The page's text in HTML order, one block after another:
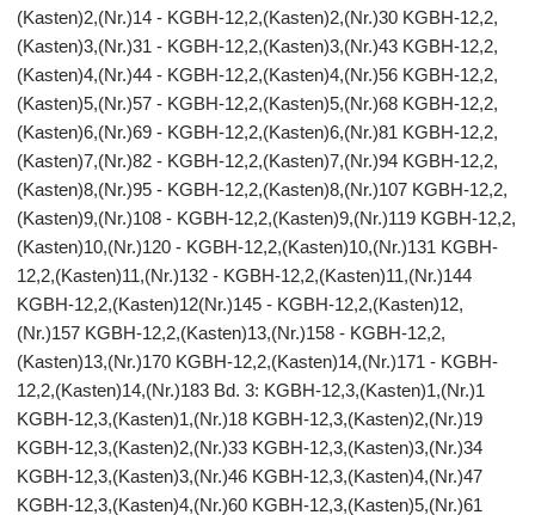
(Kasten)2,(Nr.)14 - KGBH-12,2,(Kasten)2,(Nr.)30 KGBH-12,2,
(Kasten)3,(Nr.)31 - KGBH-12,2,(Kasten)3,(Nr.)43 KGBH-12,2,
(Kasten)4,(Nr.)44 - KGBH-12,2,(Kasten)4,(Nr.)56 KGBH-12,2,
(Kasten)5,(Nr.)57 - KGBH-12,2,(Kasten)5,(Nr.)68 KGBH-12,2,
(Kasten)6,(Nr.)69 - KGBH-12,2,(Kasten)6,(Nr.)81 KGBH-12,2,
(Kasten)7,(Nr.)82 - KGBH-12,2,(Kasten)7,(Nr.)94 KGBH-12,2,
(Kasten)8,(Nr.)95 - KGBH-12,2,(Kasten)8,(Nr.)107 KGBH-12,2,
(Kasten)9,(Nr.)108 - KGBH-12,2,(Kasten)9,(Nr.)119 KGBH-12,2,
(Kasten)10,(Nr.)120 - KGBH-12,2,(Kasten)10,(Nr.)131 KGBH-
12,2,(Kasten)11,(Nr.)132 - KGBH-12,2,(Kasten)11,(Nr.)144
KGBH-12,2,(Kasten)12(Nr.)145 - KGBH-12,2,(Kasten)12,
(Nr.)157 KGBH-12,2,(Kasten)13,(Nr.)158 - KGBH-12,2,
(Kasten)13,(Nr.)170 KGBH-12,2,(Kasten)14,(Nr.)171 - KGBH-
12,2,(Kasten)14,(Nr.)183 Bd. 3: KGBH-12,3,(Kasten)1,(Nr.)1
KGBH-12,3,(Kasten)1,(Nr.)18 KGBH-12,3,(Kasten)2,(Nr.)19
KGBH-12,3,(Kasten)2,(Nr.)33 KGBH-12,3,(Kasten)3,(Nr.)34
KGBH-12,3,(Kasten)3,(Nr.)46 KGBH-12,3,(Kasten)4,(Nr.)47
KGBH-12,3,(Kasten)4,(Nr.)60 KGBH-12,3,(Kasten)5,(Nr.)61